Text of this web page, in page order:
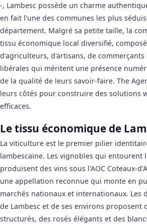
-, Lambesc possède un charme
en fait l'une des communes les plus
département. Malgré sa petite taille, la
tissu économique local diversifié,
d'agriculteurs, d'artisans, de
libérales qui méritent une présence
de la qualité de leurs savoir-faire. The
leurs côtés pour construire des solutions
efficaces.
Le tissu économique de
La viticulture est le premier pilier
lambescaine. Les vignobles qui entourent
produisent des vins sous l'AOC Coteaux-
une appellation reconnue qui monte en
marchés nationaux et internationaux. Les
de Lambesc et de ses environs proposent
structurés, des rosés élégants et des